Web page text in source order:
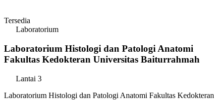
Tersedia
Laboratorium
Laboratorium Histologi dan Patologi Anatomi
Fakultas Kedokteran Universitas Baiturrahmah
Lantai 3
Laboratorium Histologi dan Patologi Anatomi Fakultas Kedokteran